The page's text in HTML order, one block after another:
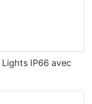
Lights IP66 avec